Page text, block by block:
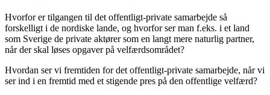
Hvorfor er tilgangen til det offentligt-private samarbejde så
forskelligt i de nordiske lande, og hvorfor ser man f.eks. i et land
som Sverige de private aktører som en langt mere naturlig partner,
når der skal løses opgaver på velfærdsområdet?
Hvordan ser vi fremtiden for det offentligt-private samarbejde, når vi
ser ind i en fremtid med et stigende pres på den offentlige velfærd?